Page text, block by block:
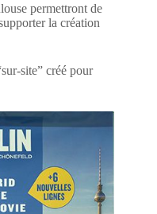
permettront de
la création
site” créé pour